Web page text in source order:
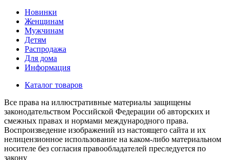
Новинки
Женщинам
Мужчинам
Детям
Распродажа
Для дома
Информация
Каталог товаров
Все права на иллюстративные материалы защищены
законодательством Российской Федерации об авторских и
смежных правах и нормами международного права.
Воспроизведение изображений из настоящего сайта и их
нелицензионное использование на каком-либо материальном
носителе без согласия правообладателей преследуется по
закону